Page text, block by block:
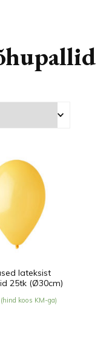
lateksist
25tk (Ø30cm)
(hind koos KM-ga)